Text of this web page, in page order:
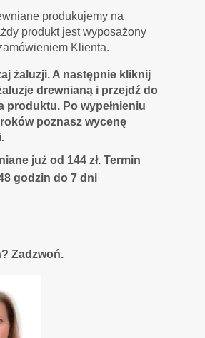
produkujemy na
produkt jest wyposażony
Klienta.
żaluzji. A następnie kliknij
drewnianą i przejdź do
produktu. Po wypełnieniu
poznasz wycenę
już od 144 zł. Termin
godzin do 7 dni
Zadzwoń.